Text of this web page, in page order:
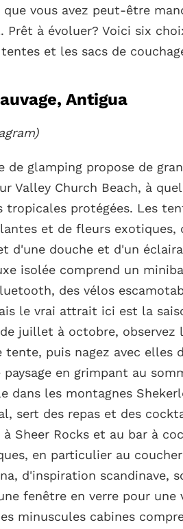
vous avez peut-être
Prêt à évoluer? Voici six
et les sacs de
Antigua
de glamping propose de
Valley Church Beach, à
tropicales protégées. Les
et de fleurs exotiques,
d'une douche et d'un
isolée comprend un
des vélos
le vrai attrait ici est la
de juillet à octobre,
puis nagez avec elles
en grimpant au
les montagnes
sert des repas et des
Sheer Rocks et au bar à
en particulier au
d'inspiration scandinave,
fenêtre en verre pour une
minuscules cabines